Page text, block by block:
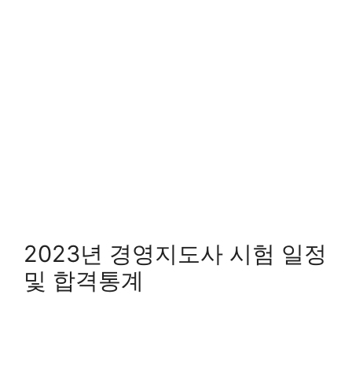
2023년 경영지도사 시험 일정
및 합격통계